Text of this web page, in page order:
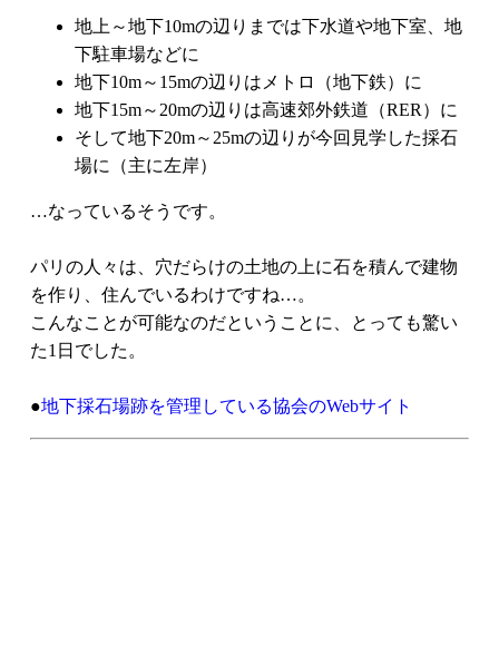
地上～地下10mの辺りまでは下水道や地下室、地
下駐車場などに
地下10m～15mの辺りはメトロ（地下鉄）に
地下15m～20mの辺りは高速郊外鉄道（RER）に
そして地下20m～25mの辺りが今回見学した採石
場に（主に左岸）
…なっているそうです。
パリの人々は、穴だらけの土地の上に石を積んで建物
を作り、住んでいるわけですね…。
こんなことが可能なのだということに、とっても驚い
た1日でした。
●地下採石場跡を管理している協会のWebサイト